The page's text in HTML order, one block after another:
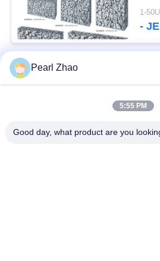
de
la
1-
-
Catégories
métal
Pearl Zhao
5:55 PM
Good day, what product are you